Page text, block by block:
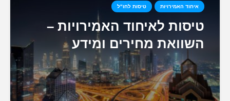
איחוד האמירויות טיסות לחו"ל
טיסות לאיחוד האמירויות –
השוואת מחירים ומידע